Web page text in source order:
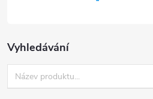
Vyhledávání